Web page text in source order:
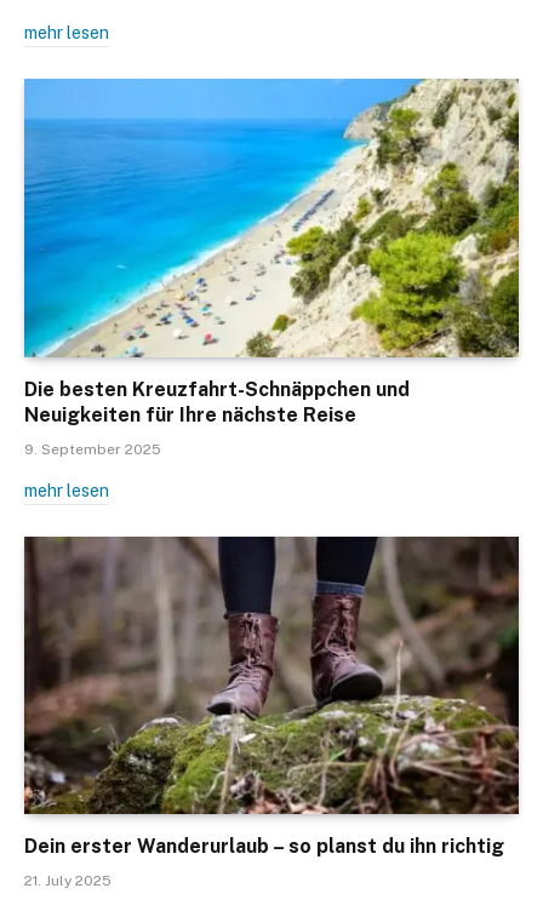
mehr lesen
Die besten Kreuzfahrt-Schnäppchen und
Neuigkeiten für Ihre nächste Reise
9. September 2025
mehr lesen
Dein erster Wanderurlaub – so planst du ihn richtig
21. July 2025